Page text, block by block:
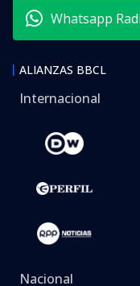
Whatsapp
ALIANZAS BBCL
Internacional
Nacional